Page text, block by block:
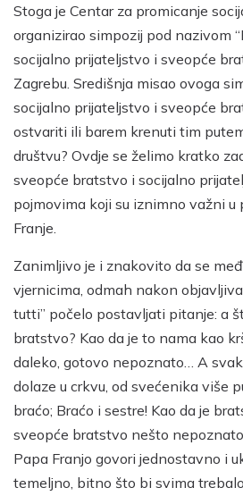
Stoga je Centar za promicanje
organizirao simpozij pod nazivom
socijalno prijateljstvo i sveopće
Zagrebu. Središnja misao ovoga
socijalno prijateljstvo i sveopće
ostvariti ili barem krenuti tim
društvu? Ovdje se želimo kratko
sveopće bratstvo i socijalno
pojmovima koji su iznimno važni
Franje.
Zanimljivo je i znakovito da se
vjernicima, odmah nakon
tutti” počelo postavljati pitanje: a
bratstvo? Kao da je to nama kao
daleko, gotovo nepoznato… A
dolaze u crkvu, od svećenika više
braćo; Braćo i sestre! Kao da je
sveopće bratstvo nešto
Papa Franjo govori jednostavno i
temeljno, bitno što bi svima